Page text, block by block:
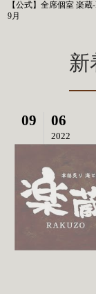
【公式】全席個室 楽
9月
新
09 06
2022